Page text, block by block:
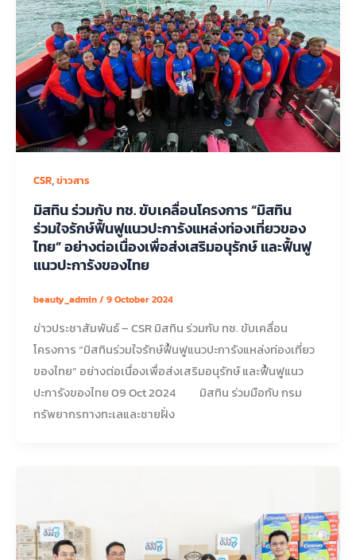
CSR,ข่าวสาร
มิสทิน ร่วมกับ ทช. ขับเคลื่อนโครงการ “มิสทิน
ร่วมใจรักษ์ฟื้นฟูแนวปะการังแหล่งท่องเที่ยวของ
ไทย” อย่างต่อเนื่องเพื่อส่งเสริมอนุรักษ์ และฟื้นฟู
แนวปะการังของไทย
beauty_admin/ 9 October 2024
ข่าวประชาสัมพันธ์ – CSR มิสทิน ร่วมกับ ทช. ขับเคลื่อน
โครงการ “มิสทินร่วมใจรักษ์ฟื้นฟูแนวปะการังแหล่งท่องเที่ยว
ของไทย” อย่างต่อเนื่องเพื่อส่งเสริมอนุรักษ์ และฟื้นฟูแนว
ปะการังของไทย 09 Oct 2024 มิสทิน ร่วมมือกับ กรม
ทรัพยากรทางทะเลและชายฝั่ง